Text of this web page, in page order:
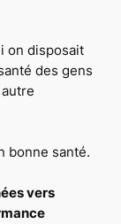
on disposait
des gens
bonne santé.
vers